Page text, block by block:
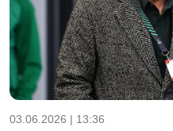
03.06.2026 | 13:36